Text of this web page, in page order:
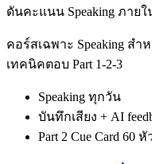
ดันคะแนน Speaking ภาย
คอร์สเฉพาะ Speaking สำ
เทคนิคตอบ Part 1-2-3
Speaking ทุกวัน
บันทึกเสียง + AI
Part 2 Cue Card 60